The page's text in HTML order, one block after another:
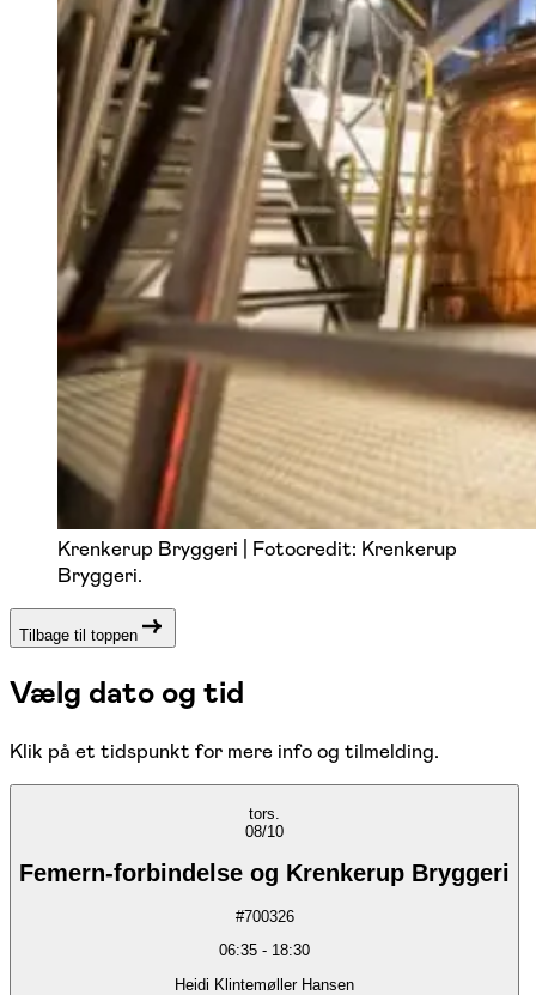
Krenkerup Bryggeri | Fotocredit: Krenkerup
Bryggeri.
Tilbage til toppen
Vælg dato og tid
Klik på et tidspunkt for mere info og tilmelding.
tors.
08/10
Femern-forbindelse og Krenkerup Bryggeri
#700326
06:35 - 18:30
Heidi Klintemøller Hansen